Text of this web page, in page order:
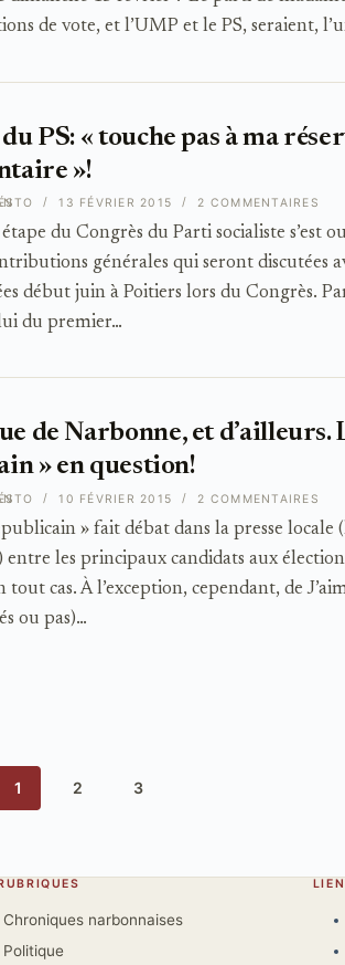
de vote, et l’UMP et le PS, seraient,
PS: « touche pas à ma
»!
du Congrès du Parti socialiste s’est
générales qui seront discutées
début juin à Poitiers lors du Congrès.
du premier…
13 FÉVRIER 2015 2 COMMENTAIRES
de Narbonne, et d’ailleurs.
» en question!
» fait débat dans la presse locale
entre les principaux candidats aux
tout cas. À l’exception, cependant, de
ou pas)…
10 FÉVRIER 2015 2 COMMENTAIRES
1 2 3
Chroniques narbonnaises
Politique